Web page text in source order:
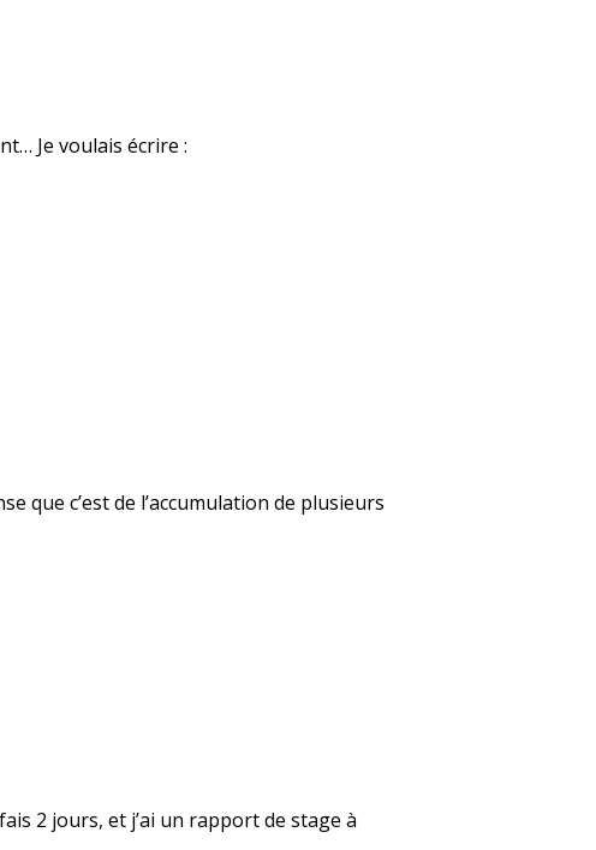
Je voulais écrire :
que c’est de l’accumulation de plusieurs
2 jours, et j’ai un rapport de stage à